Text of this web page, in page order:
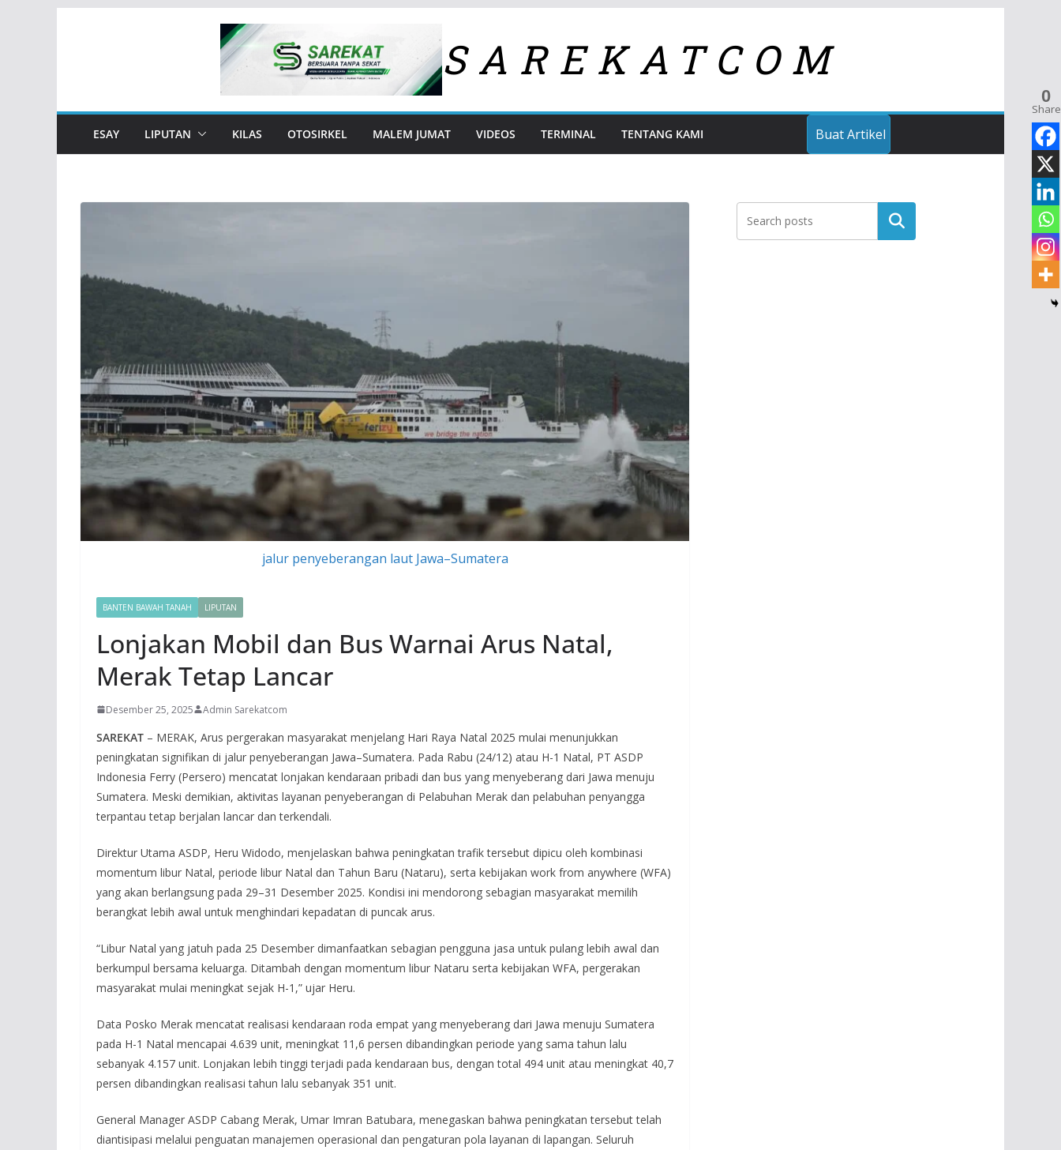
SAREKATCOM
ESAY LIPUTAN KILAS OTOSIRKEL MALEM JUMAT VIDEOS TERMINAL TENTANG KAMI Buat Artikel
jalur penyeberangan laut Jawa–Sumatera
BANTEN BAWAH TANAH LIPUTAN
Lonjakan Mobil dan Bus Warnai Arus Natal,
Merak Tetap Lancar
Desember 25, 2025 Admin Sarekatcom
SAREKAT – MERAK, Arus pergerakan masyarakat menjelang Hari Raya Natal 2025 mulai menunjukkan
peningkatan signifikan di jalur penyeberangan Jawa–Sumatera. Pada Rabu (24/12) atau H-1 Natal, PT ASDP
Indonesia Ferry (Persero) mencatat lonjakan kendaraan pribadi dan bus yang menyeberang dari Jawa menuju
Sumatera. Meski demikian, aktivitas layanan penyeberangan di Pelabuhan Merak dan pelabuhan penyangga
terpantau tetap berjalan lancar dan terkendali.
Direktur Utama ASDP, Heru Widodo, menjelaskan bahwa peningkatan trafik tersebut dipicu oleh kombinasi
momentum libur Natal, periode libur Natal dan Tahun Baru (Nataru), serta kebijakan work from anywhere (WFA)
yang akan berlangsung pada 29–31 Desember 2025. Kondisi ini mendorong sebagian masyarakat memilih
berangkat lebih awal untuk menghindari kepadatan di puncak arus.
“Libur Natal yang jatuh pada 25 Desember dimanfaatkan sebagian pengguna jasa untuk pulang lebih awal dan
berkumpul bersama keluarga. Ditambah dengan momentum libur Nataru serta kebijakan WFA, pergerakan
masyarakat mulai meningkat sejak H-1,” ujar Heru.
Data Posko Merak mencatat realisasi kendaraan roda empat yang menyeberang dari Jawa menuju Sumatera
pada H-1 Natal mencapai 4.639 unit, meningkat 11,6 persen dibandingkan periode yang sama tahun lalu
sebanyak 4.157 unit. Lonjakan lebih tinggi terjadi pada kendaraan bus, dengan total 494 unit atau meningkat 40,7
persen dibandingkan realisasi tahun lalu sebanyak 351 unit.
General Manager ASDP Cabang Merak, Umar Imran Batubara, menegaskan bahwa peningkatan tersebut telah
diantisipasi melalui penguatan manajemen operasional dan pengaturan pola layanan di lapangan. Seluruh
0